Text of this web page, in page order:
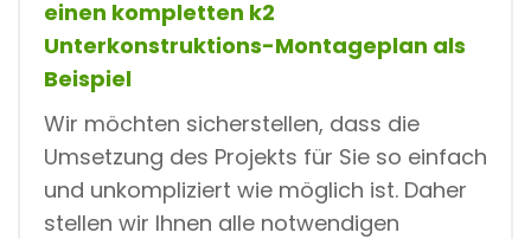
einen kompletten k2
Unterkonstruktions-Montageplan als
Beispiel
Wir möchten sicherstellen, dass die
Umsetzung des Projekts für Sie so einfach
und unkompliziert wie möglich ist. Daher
stellen wir Ihnen alle notwendigen